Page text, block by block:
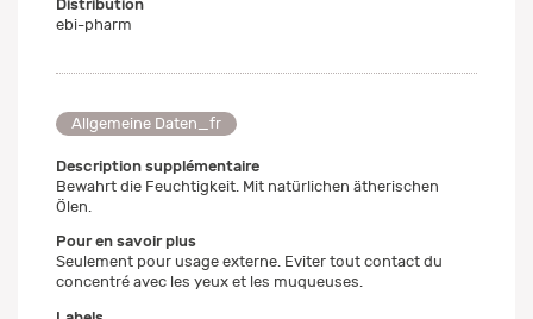
Distribution
ebi-pharm
Allgemeine Daten_fr
Description supplémentaire
Bewahrt die Feuchtigkeit. Mit natürlichen ätherischen
Ölen.
Pour en savoir plus
Seulement pour usage externe. Eviter tout contact du
concentré avec les yeux et les muqueuses.